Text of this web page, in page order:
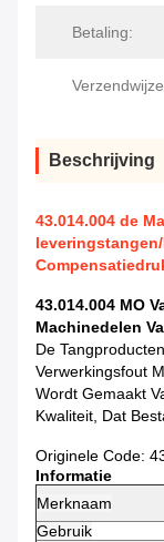
Betaling:
Beschrijving
43.014.004 de
43.014.004 MO
Machinedelen
De
Verwerkingsfout
Wordt Gemaakt
Kwaliteit, Dat
Originele Code:
Informatie
Merknaam
Gebruik